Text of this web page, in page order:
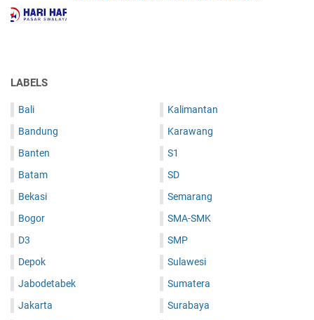
LABELS
Bali
Bandung
Banten
Batam
Bekasi
Bogor
D3
Depok
Jabodetabek
Jakarta
Kalimantan
Karawang
S1
SD
Semarang
SMA-SMK
SMP
Sulawesi
Sumatera
Surabaya